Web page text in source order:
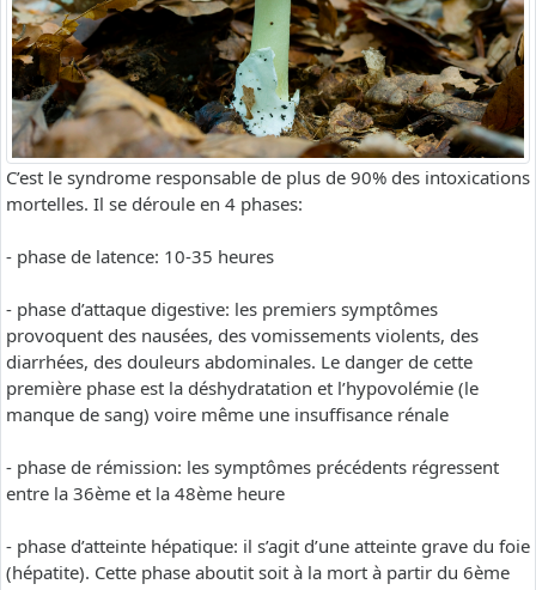
C’est le syndrome responsable de plus de 90% des intoxications
mortelles. Il se déroule en 4 phases:
- phase de latence: 10-35 heures
- phase d’attaque digestive: les premiers symptômes
provoquent des nausées, des vomissements violents, des
diarrhées, des douleurs abdominales. Le danger de cette
première phase est la déshydratation et l’hypovolémie (le
manque de sang) voire même une insuffisance rénale
- phase de rémission: les symptômes précédents régressent
entre la 36ème et la 48ème heure
- phase d’atteinte hépatique: il s’agit d’une atteinte grave du foie
(hépatite). Cette phase aboutit soit à la mort à partir du 6ème